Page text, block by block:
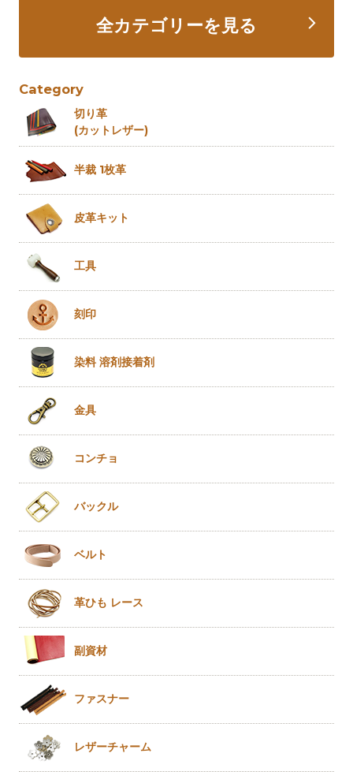
全カテゴリーを見る
Category
切り革
(カットレザー)
半裁 1枚革
皮革キット
工具
刻印
染料 溶剤接着剤
金具
コンチョ
バックル
ベルト
革ひも レース
副資材
ファスナー
レザーチャーム